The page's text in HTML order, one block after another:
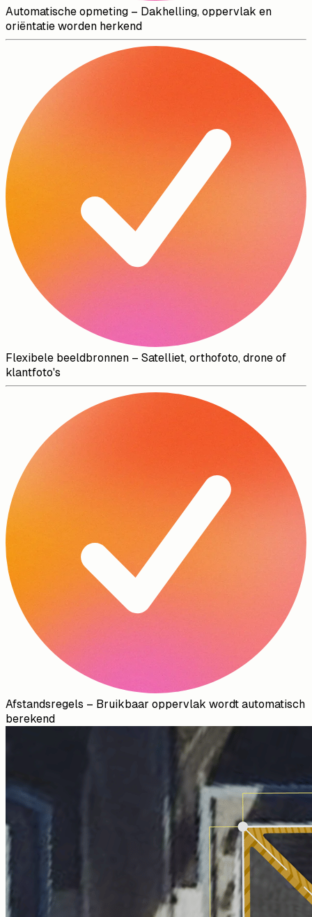
Automatische opmeting – Dakhelling, oppervlak en
oriëntatie worden herkend
Flexibele beeldbronnen – Satelliet, orthofoto, drone of
klantfoto's
Afstandsregels – Bruikbaar oppervlak wordt automatisch
berekend